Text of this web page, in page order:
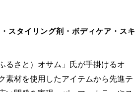
スタイリング剤・ボディケア・スキ
るさと）オサム」氏が手掛けるオ
素材を使用したアイテムから先進テ